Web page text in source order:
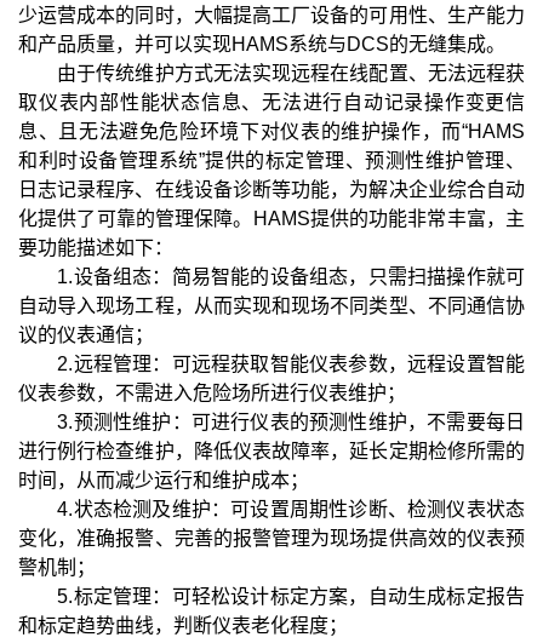
少运营成本的同时，大幅提高工厂设备的可用性、生产能力
和产品质量，并可以实现HAMS系统与DCS的无缝集成。
由于传统维护方式无法实现远程在线配置、无法远程获
取仪表内部性能状态信息、无法进行自动记录操作变更信
息、且无法避免危险环境下对仪表的维护操作，而“HAMS
和利时设备管理系统”提供的标定管理、预测性维护管理、
日志记录程序、在线设备诊断等功能，为解决企业综合自动
化提供了可靠的管理保障。HAMS提供的功能非常丰富，主
要功能描述如下：
1.设备组态：简易智能的设备组态，只需扫描操作就可
自动导入现场工程，从而实现和现场不同类型、不同通信协
议的仪表通信；
2.远程管理：可远程获取智能仪表参数，远程设置智能
仪表参数，不需进入危险场所进行仪表维护；
3.预测性维护：可进行仪表的预测性维护，不需要每日
进行例行检查维护，降低仪表故障率，延长定期检修所需的
时间，从而减少运行和维护成本；
4.状态检测及维护：可设置周期性诊断、检测仪表状态
变化，准确报警、完善的报警管理为现场提供高效的仪表预
警机制；
5.标定管理：可轻松设计标定方案，自动生成标定报告
和标定趋势曲线，判断仪表老化程度；